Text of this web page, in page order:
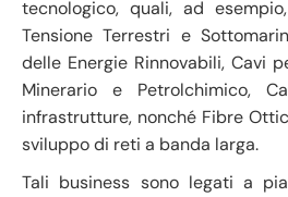
tecnologico, quali, ad
Tensione Terrestri e
delle Energie Rinnovabili, Cavi
Minerario e Petrolchimico,
infrastrutture, nonché Fibre
sviluppo di reti a banda larga.
Tali business sono legati a